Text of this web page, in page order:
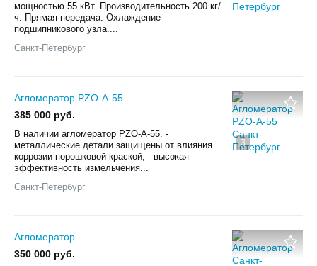
мощностью 55 кВт. Производительность 200 кг/
ч. Прямая передача. Охлаждение
подшипникового узла....
Санкт-Петербург
3
Агломератор PZO-А-55
385 000 руб.
В наличии агломератор PZO-А-55. -
металлические детали защищены от влияния
коррозии порошковой краской; - высокая
эффективность измельчения...
Санкт-Петербург
Агломератор
350 000 руб.